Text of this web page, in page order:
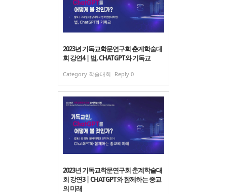
2023년 기독교학문연구회 춘계학술대
회 강연4 | 법, CHATGPT와 기독교
Category 학술대회 Reply 0
2023년 기독교학문연구회 춘계학술대
회 강연3 | CHATGPT와 함께하는 종교
의 미래